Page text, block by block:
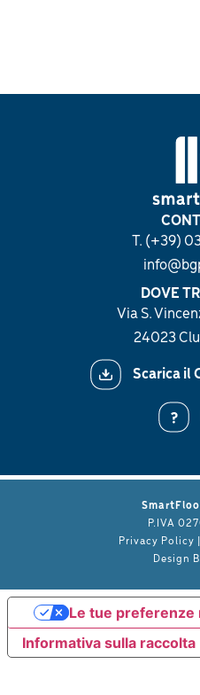
T. (+39)
DOVE
Via S.
24023
Scarica il
P.IVA
Privacy Policy
Design
Informativa sulla raccolta
Le tue preferenze